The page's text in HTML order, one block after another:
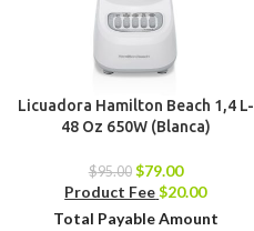
Licuadora Hamilton Beach 1,4 L-
48 Oz 650W (Blanca)
$95.00 $79.00
Product Fee$20.00
Total Payable Amount